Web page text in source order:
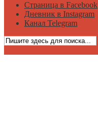
Страница в Facebook
Дневник в Instagram
Канал Telegram